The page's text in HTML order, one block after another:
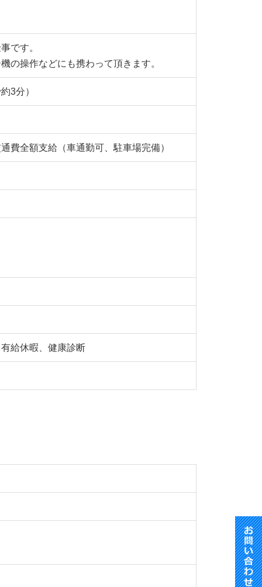
です。
の操作などにも携わって頂きます。
3分）
費全額支給（車通勤可、駐車場完備）
給休暇、健康診断